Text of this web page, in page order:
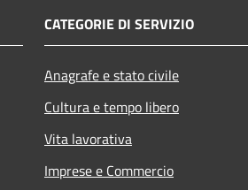
CATEGORIE DI SERVIZIO
Anagrafe e stato civile
Cultura e tempo libero
Vita lavorativa
Imprese e Commercio